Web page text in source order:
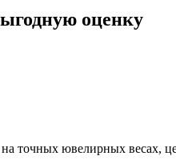
оценку
точных ювелирных весах,